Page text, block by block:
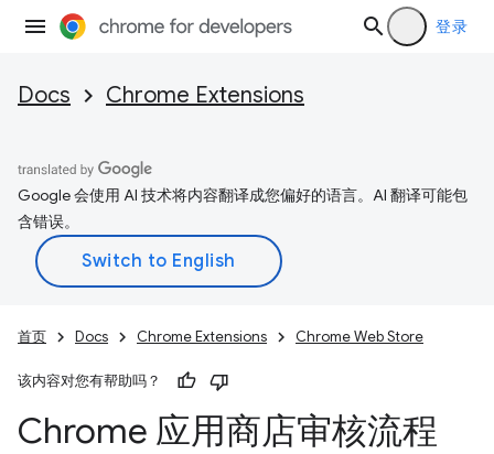
登录
Docs Chrome Extensions
Google 会使用 AI 技术将内容翻译成您偏好的语言。AI 翻译可能包
含错误。
首页 Docs Chrome Extensions Chrome Web Store
该内容对您有帮助吗？
Chrome 应用商店审核流程